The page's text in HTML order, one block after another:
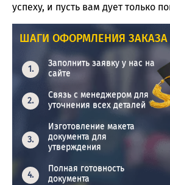
успеху, и пусть вам дует только
ШАГИ ОФОРМЛЕНИЯ ЗАКАЗА
Заполнить заявку у нас на
сайте
Связь с менеджером для
уточнения всех деталей
Изготовление макета
документа для
утверждения
Полная готовность
документа